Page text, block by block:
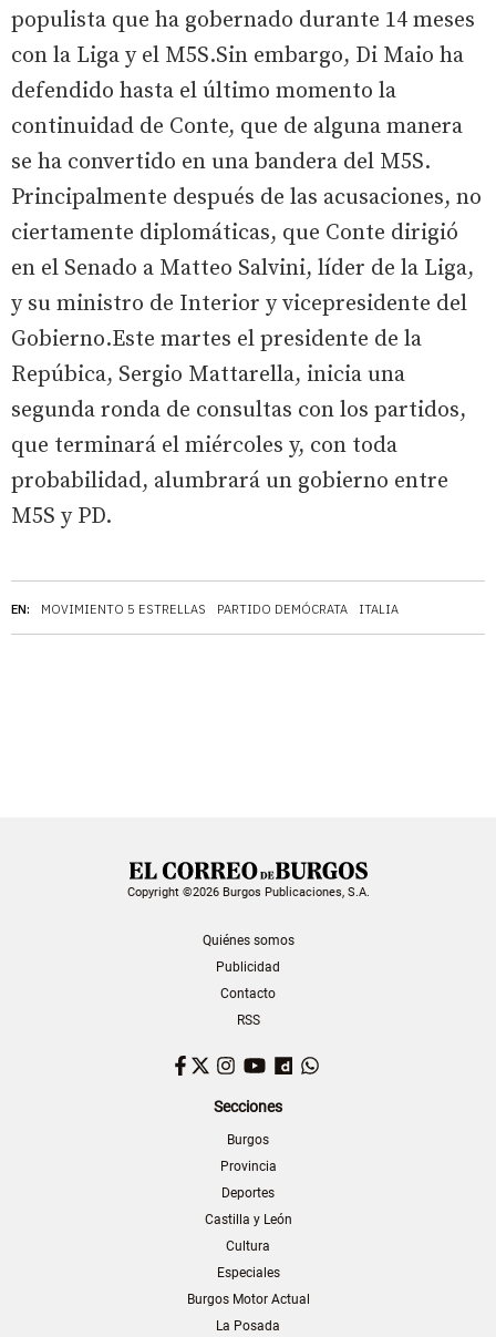
EN: MOVIMIENTO 5 ESTRELLAS PARTIDO DEMÓCRATA ITALIA
populista que ha gobernado durante 14 meses
con la Liga y el M5S.Sin embargo, Di Maio ha
defendido hasta el último momento la
continuidad de Conte, que de alguna manera
se ha convertido en una bandera del M5S.
Principalmente después de las acusaciones, no
ciertamente diplomáticas, que Conte dirigió
en el Senado a Matteo Salvini, líder de la Liga,
y su ministro de Interior y vicepresidente del
Gobierno.Este martes el presidente de la
Repúbica, Sergio Mattarella, inicia una
segunda ronda de consultas con los partidos,
que terminará el miércoles y, con toda
probabilidad, alumbrará un gobierno entre
M5S y PD.
Copyright ©2026 Burgos Publicaciones, S.A.
Quiénes somos
Publicidad
Contacto
RSS
Facebook
TwitterInstagram
YouTubeDailymotion
Secciones
Burgos
Provincia
Deportes
Castilla y León
Cultura
Especiales
Burgos Motor Actual
La Posada